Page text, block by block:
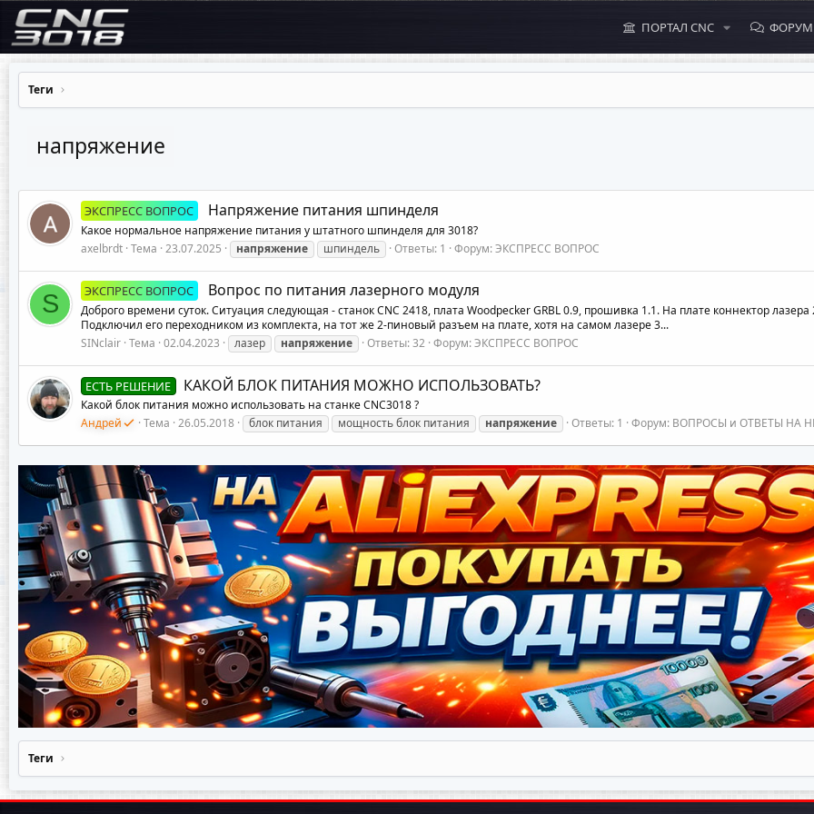
ПОРТАЛ CNC
Теги
напряжение
ЭКСПРЕСС ВОПРОС Напряжение питания шпинделя
Какое нормальное напряжение питания у штатного шпинделя для 3018?
axelbrdt Тема 23.07.2025 напряжение шпиндель Ответы: 1 Форум:ЭКСПРЕСС ВОПРОС
S ЭКСПРЕСС ВОПРОС Вопрос по питания лазерного модуля
Доброго времени суток. Ситуация следующая - станок CNC 2418, плата Woodpecker GRBL 0.9, прошивка 1.1. На плате коннектор
Подключил его переходником из комплекта, на тот же 2-пиновый разъем на плате, хотя на самом лазере 3...
SINclair Тема 02.04.2023 лазер напряжение Ответы: 32 Форум:ЭКСПРЕСС ВОПРОС
ЕСТЬ РЕШЕНИЕ КАКОЙ БЛОК ПИТАНИЯ МОЖНО ИСПОЛЬЗОВАТЬ?
Какой блок питания можно использовать на станке CNC3018 ?
Андрей
Тема 26.05.2018 блок питания мощность блок питания напряжение Ответы: 1 Форум: ВОПРОСЫ и ОТВЕТЫ НА
Теги